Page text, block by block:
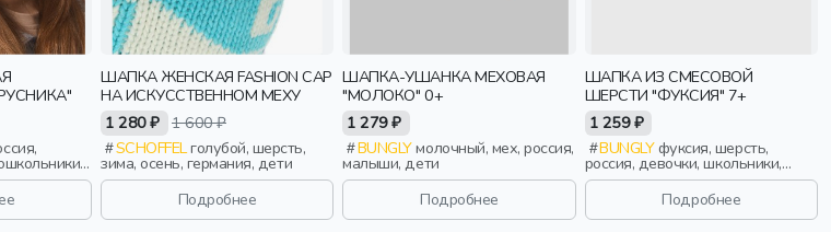
ШАПКА ЖЕНСКАЯ FASHION CAP
НА ИСКУССТВЕННОМ МЕХУ
1 280 ₽ 1 600 ₽
SCHOFFELголубой, шерсть,
зима, осень, германия, дети
Подробнее
ШАПКА-УШАНКА МЕХОВАЯ
"МОЛОКО" 0+
1 279 ₽
BUNGLYмолочный, мех, россия,
малыши, дети
Подробнее
ШАПКА ИЗ СМЕСОВОЙ
ШЕРСТИ "ФУКСИЯ" 7+
1 259 ₽
BUNGLYфуксия, шерсть,
россия, девочки, школьники,
подростки, дети
Подробнее